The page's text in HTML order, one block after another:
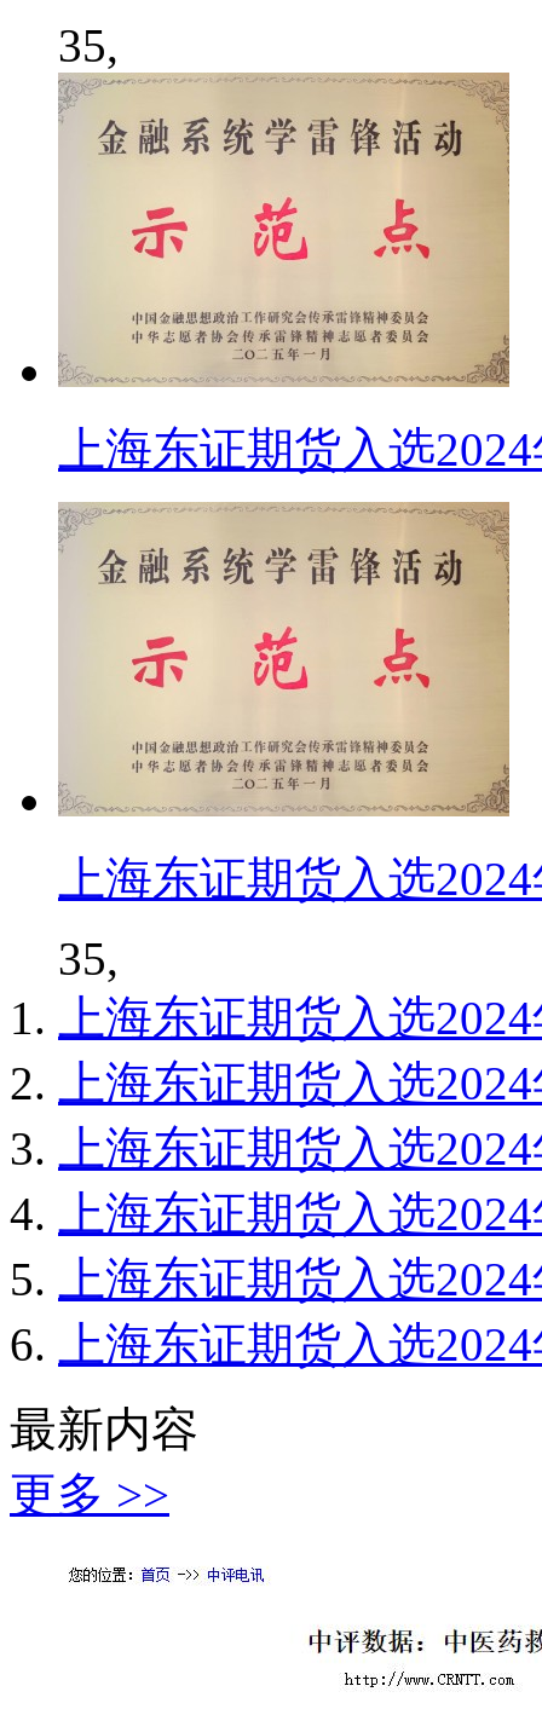
35,
上海东证期货入选
上海东证期货入选
35,
上海东证期货入选
上海东证期货入选
上海东证期货入选
上海东证期货入选
上海东证期货入选
上海东证期货入选
最新内容
更多 >>